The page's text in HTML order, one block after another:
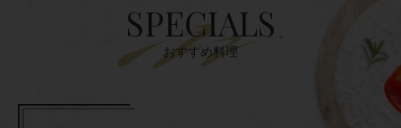
SPECIALS
おすすめ料理